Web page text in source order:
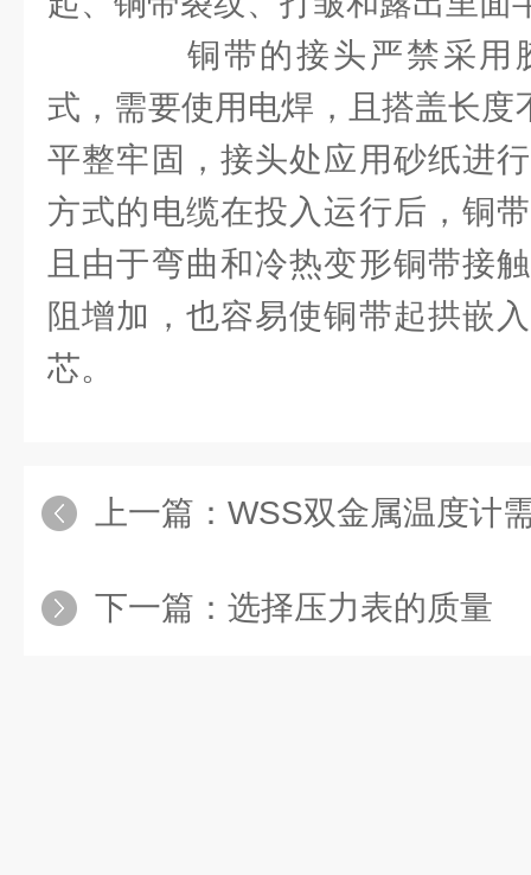
铜带的接头严禁采用
式，需要使用电焊，且搭盖长度
平整牢固，接头处应用砂纸进
方式的电缆在投入运行后，铜
且由于弯曲和冷热变形铜带接
阻增加，也容易使铜带起拱嵌
芯。
上一篇： WSS双金属温度计
下一篇： 选择压力表的质量